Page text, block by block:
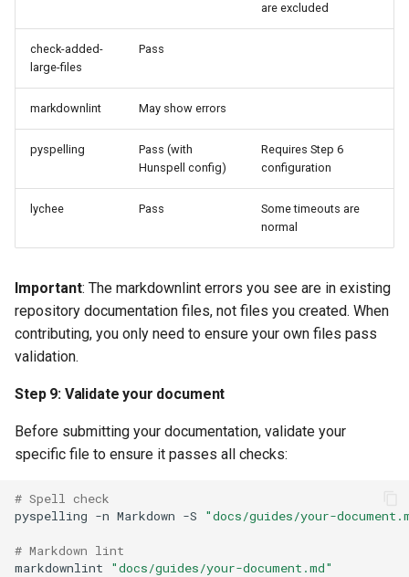
Formatting guidelines
Style guide
Markdown formatting
Code blocks
Validation checks
Running checks manually
Rocky docs contribution
guidelines validation
Validate a single
document
Metadata validation
Heading structure
validation
are excluded
check-added-
large-files
Pass
markdownlint May show errors
pyspelling
Pass (with
Hunspell config)
Requires Step 6
configuration
lychee Pass
Some timeouts are
normal
Important: The markdownlint errors you see are in existing
repository documentation files, not files you created. When
contributing, you only need to ensure your own files pass
validation.
Step 9: Validate your document
Before submitting your documentation, validate your
specific file to ensure it passes all checks:
# Spell check
pyspelling -n Markdown -S "docs/guides/your-
# Markdown lint
markdownlint
"docs/guides/your-document.md"